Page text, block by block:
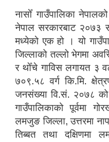
नासोँ गाउँपालिका
नेपाल सरकारबाट २०७३
मध्येको एक हो । यो
जिल्लाको तल्लो भेगमा
र थोँचे गाविस लगायत ३
७०९.५८ वर्ग कि.मि.
जनसंख्या वि.सं. २०७८
गाउँपालिकाको पूर्वमा
लमजुङ जिल्ला, उत्तरमा
तिब्बत तथा